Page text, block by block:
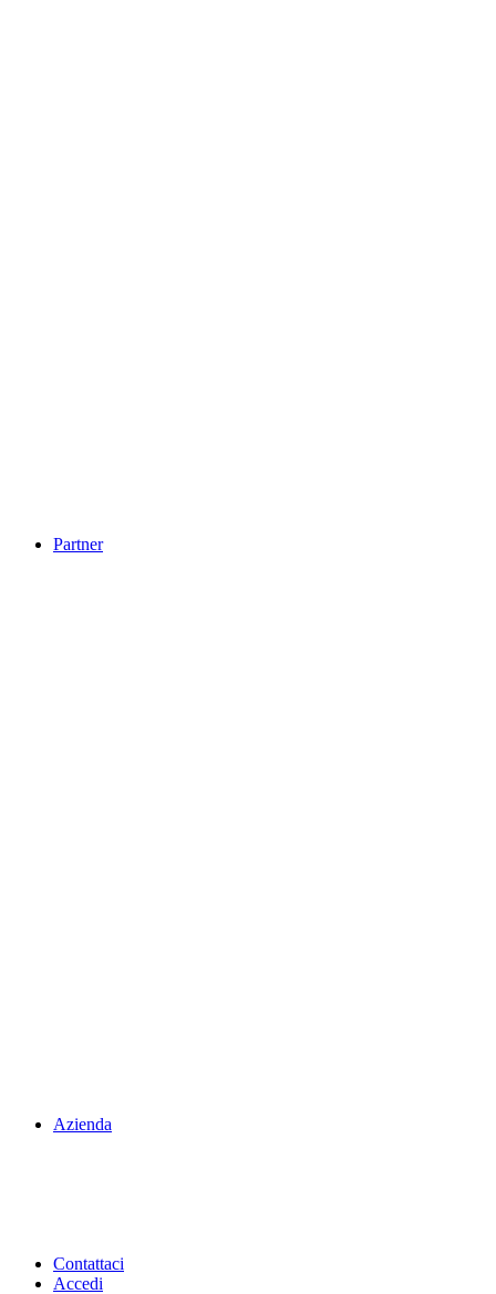
Partner
Azienda
Contattaci
Accedi